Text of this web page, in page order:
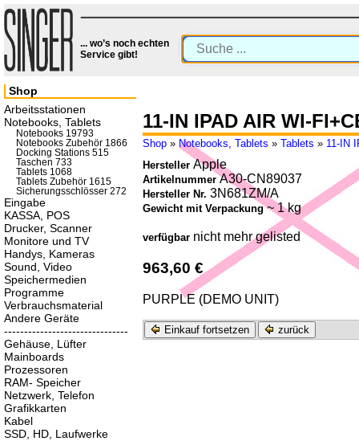
... wo’s noch echten
Service gibt!
11-IN IPAD AIR WI-
Shop » Notebooks, Tablets » Tablets » 11-IN
Hersteller Apple
ArtikelnummerA30-CN89037
Hersteller Nr. 3N681ZM/A
Gewicht mit Verpackung~ 1 kg
verfügbar nicht mehr gelisted
963,60 €
PURPLE (DEMO UNIT)
Einkauf fortsetzen zurück
Shop
Arbeitsstationen
Notebooks, Tablets
Notebooks 19793
Notebooks Zubehör 1866
Docking Stations 515
Taschen 733
Tablets 1068
Tablets Zubehör 1615
Sicherungsschlösser 272
Eingabe
KASSA, POS
Drucker, Scanner
Monitore und TV
Handys, Kameras
Sound, Video
Speichermedien
Programme
Verbrauchsmaterial
Andere Geräte
-------------------------------
Gehäuse, Lüfter
Mainboards
Prozessoren
RAM- Speicher
Netzwerk, Telefon
Grafikkarten
Kabel
SSD, HD, Laufwerke